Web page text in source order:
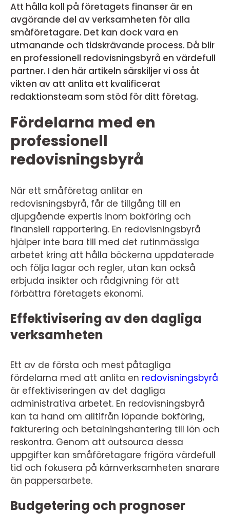
Att hålla koll på företagets finanser är en
avgörande del av verksamheten för alla
småföretagare. Det kan dock vara en
utmanande och tidskrävande process. Då blir
en professionell redovisningsbyrå en värdefull
partner. I den här artikeln särskiljer vi oss åt
vikten av att anlita ett kvalificerat
redaktionsteam som stöd för ditt företag.
Fördelarna med en
professionell
redovisningsbyrå
När ett småföretag anlitar en
redovisningsbyrå, får de tillgång till en
djupgående expertis inom bokföring och
finansiell rapportering. En redovisningsbyrå
hjälper inte bara till med det rutinmässiga
arbetet kring att hålla böckerna uppdaterade
och följa lagar och regler, utan kan också
erbjuda insikter och rådgivning för att
förbättra företagets ekonomi.
Effektivisering av den dagliga
verksamheten
Ett av de första och mest påtagliga
fördelarna med att anlita en redovisningsbyrå
är effektiviseringen av det dagliga
administrativa arbetet. En redovisningsbyrå
kan ta hand om alltifrån löpande bokföring,
fakturering och betalningshantering till lön och
reskontra. Genom att outsourca dessa
uppgifter kan småföretagare frigöra värdefull
tid och fokusera på kärnverksamheten snarare
än pappersarbete.
Budgetering och prognoser